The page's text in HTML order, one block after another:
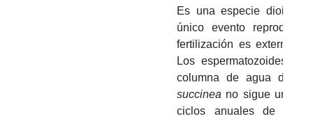
Es una especie dioica
único evento
fertilización es externa, y
Los espermatozoides
columna de agua
succinea no sigue un
ciclos anuales de